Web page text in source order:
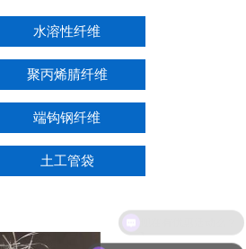
水溶性纤维
聚丙烯腈纤维
端钩钢纤维
土工管袋